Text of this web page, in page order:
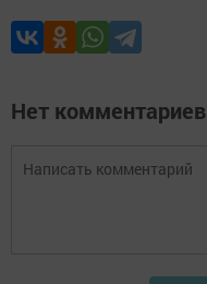
Нет комментариев